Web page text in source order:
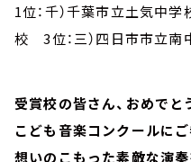
1位：千）千葉市立土気中
校 3位：三）四日市市立南
受賞校の皆さん、おめでと
こども音楽コンクールに
想いのこもった素敵な演